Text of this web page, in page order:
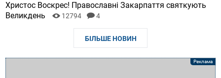
Христос Воскрес! Православні Закарпаття святкують
Великдень
12794 4
БІЛЬШЕ НОВИН